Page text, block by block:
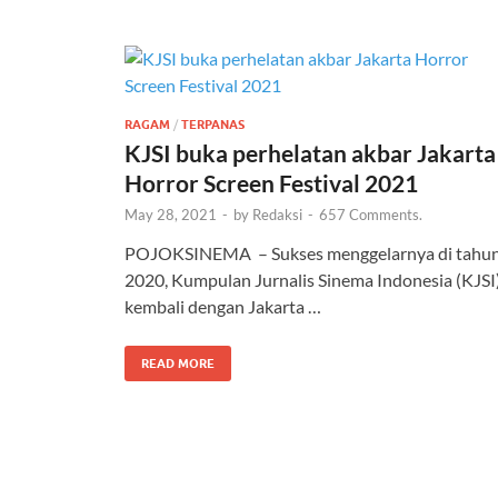
RAGAM / TERPANAS
KJSI buka perhelatan akbar Jakarta
Horror Screen Festival 2021
May 28, 2021 - by Redaksi - 657 Comments.
POJOKSINEMA – Sukses menggelarnya di
2020, Kumpulan Jurnalis Sinema Indonesia
kembali dengan Jakarta …
READ MORE